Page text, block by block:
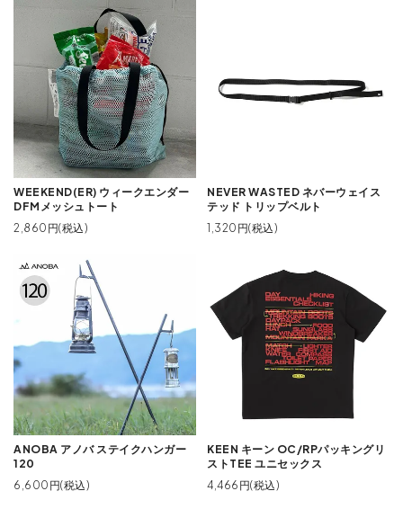
WEEKEND(ER) ウィークエンダー
DFMメッシュトート
2,860円(税込)
NEVER WASTED ネバーウェイス
テッド トリップベルト
1,320円(税込)
ANOBA アノバ ステイクハンガー
120
6,600円(税込)
KEEN キーン OC/RPパッキングリ
ストTEE ユニセックス
4,466円(税込)